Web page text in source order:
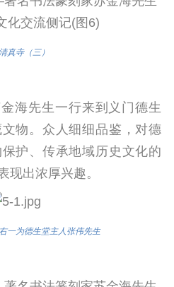
真寺（三）
先生一行来到义门德生
物。众人细细品鉴，对德
护、传承地域历史文化的
现出浓厚兴趣。
一为德生堂主人张伟先生